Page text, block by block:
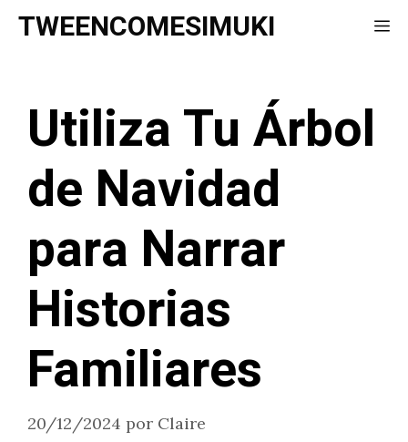
Saltar
TWEENCOMESIMUKI
Utiliza Tu Árbol
de Navidad
para Narrar
Historias
Familiares
20/12/2024 por Claire